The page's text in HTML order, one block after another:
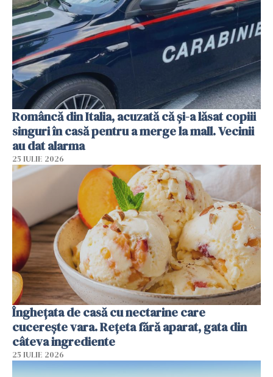
Româncă din Italia, acuzată că și-a lăsat copiii
singuri în casă pentru a merge la mall. Vecinii
au dat alarma
25 IULIE 2026
Înghețata de casă cu nectarine care
cucerește vara. Rețeta fără aparat, gata din
câteva ingrediente
25 IULIE 2026